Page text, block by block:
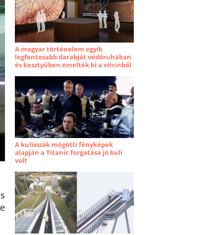
A magyar történelem egyik
legfontosabb darabját védőruhában
és kesztyűben emelték ki a vitrinből
A kulisszák mögötti fényképek
alapján a Titanic forgatása jó buli
volt